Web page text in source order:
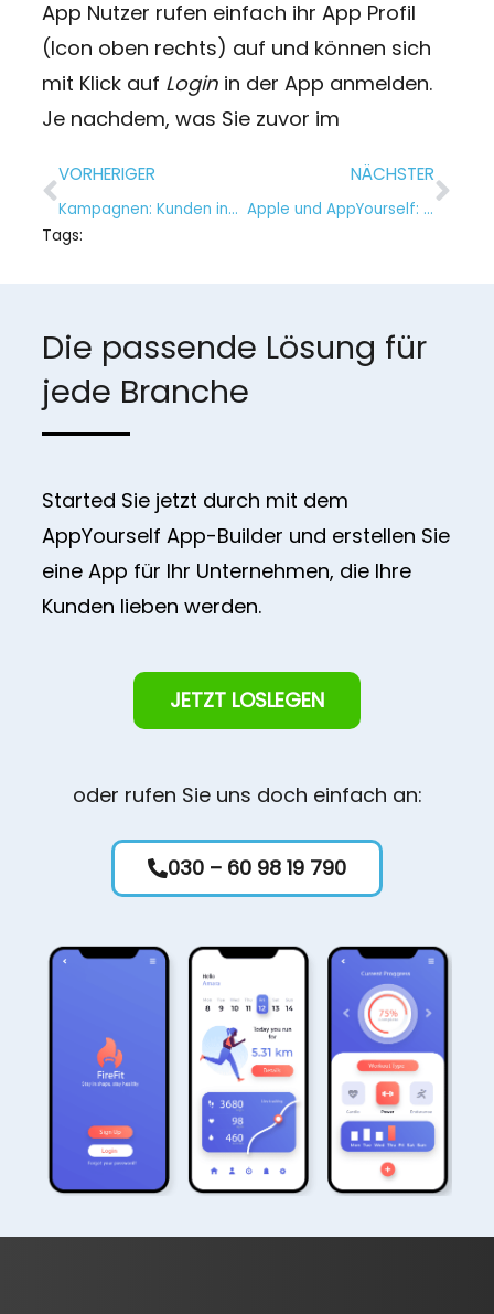
App Nutzer rufen einfach ihr App Profil
(Icon oben rechts) auf und können sich
mit Klick auf Loginin der App anmelden.
Je nachdem, was Sie zuvor im
VORHERIGER
Kampagnen: Kunden individueller erreichen und Zeit sparen
NÄCHSTER
Apple und AppYourself: App Qualität steht immer im Fokus
Tags:
Die passende Lösung für
jede Branche
Started Sie jetzt durch mit dem
AppYourself App-Builder und erstellen Sie
eine App für Ihr Unternehmen, die Ihre
Kunden lieben werden.
JETZT LOSLEGEN
oder rufen Sie uns doch einfach an:
030 – 60 98 19 790